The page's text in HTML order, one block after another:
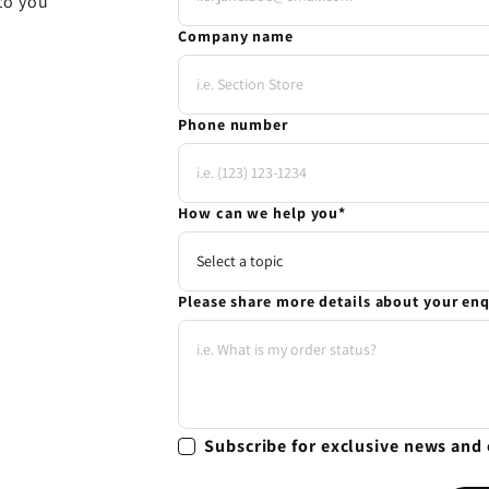
Company name
Phone number
How can we help you*
Please share more details about your
Subscribe for exclusive news and